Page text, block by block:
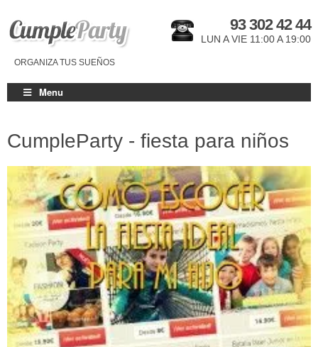
ORGANIZA TUS SUEÑOS
93 302 42 44
LUN A VIE 11:00 A 19:00
Menu
CumpleParty - fiesta para niños